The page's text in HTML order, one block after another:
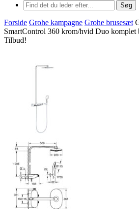
Søg
Forside Grohe kampagne Grohe brusesæt
SmartControl 360 krom/hvid Duo komplet
Tilbud!